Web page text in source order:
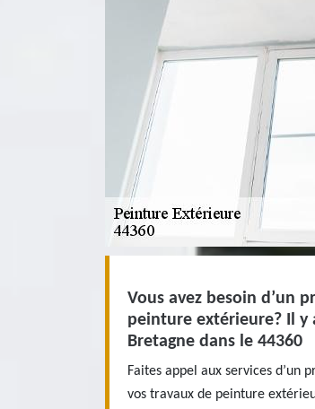
Vous avez besoin d’un
peinture extérieure? Il y
Bretagne dans le 44360
Faites appel aux services d’un
vos travaux de peinture